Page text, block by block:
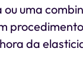
uma
da